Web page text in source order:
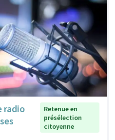
radio
Retenue en
présélection
citoyenne